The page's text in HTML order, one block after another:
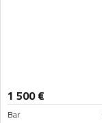
1 500€
Bar